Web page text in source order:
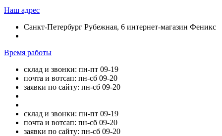
Наш адрес
Санкт-Петербург Рубежная, 6 интернет-магазин Феникс
Время работы
склад и звонки: пн-пт 09-19
почта и вотсап: пн-сб 09-20
заявки по сайту: пн-сб 09-20
склад и звонки: пн-пт 09-19
почта и вотсап: пн-сб 09-20
заявки по сайту: пн-сб 09-20